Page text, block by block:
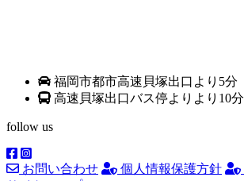
福岡市都市高速貝塚出口より5分
高速貝塚出口バス停よりより10分
follow us
お問い合わせ 個人情報保護方針